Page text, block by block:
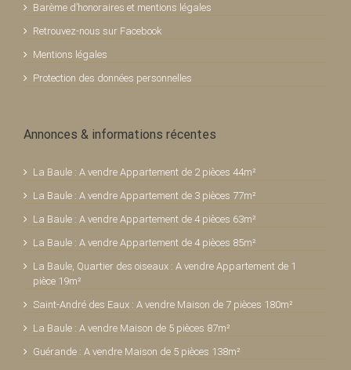
Barème d’honoraires et mentions légales
Retrouvez-nous sur Facebook
Mentions légales
Protection des données personnelles
Annonces & informations récentes
La Baule : A vendre Appartement de 2 pièces 44m²
La Baule : A vendre Appartement de 3 pièces 77m²
La Baule : A vendre Appartement de 4 pièces 63m²
La Baule : A vendre Appartement de 4 pièces 85m²
La Baule, Quartier des oiseaux : A vendre Appartement de 1
pièce 19m²
Saint-André des Eaux : A vendre Maison de 7 pièces 180m²
La Baule : A vendre Maison de 5 pièces 87m²
Guérande : A vendre Maison de 5 pièces 138m²